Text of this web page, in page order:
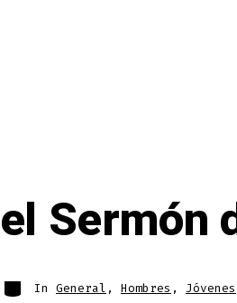
Sermón
Categories
In General , Hombres , Jóvenes